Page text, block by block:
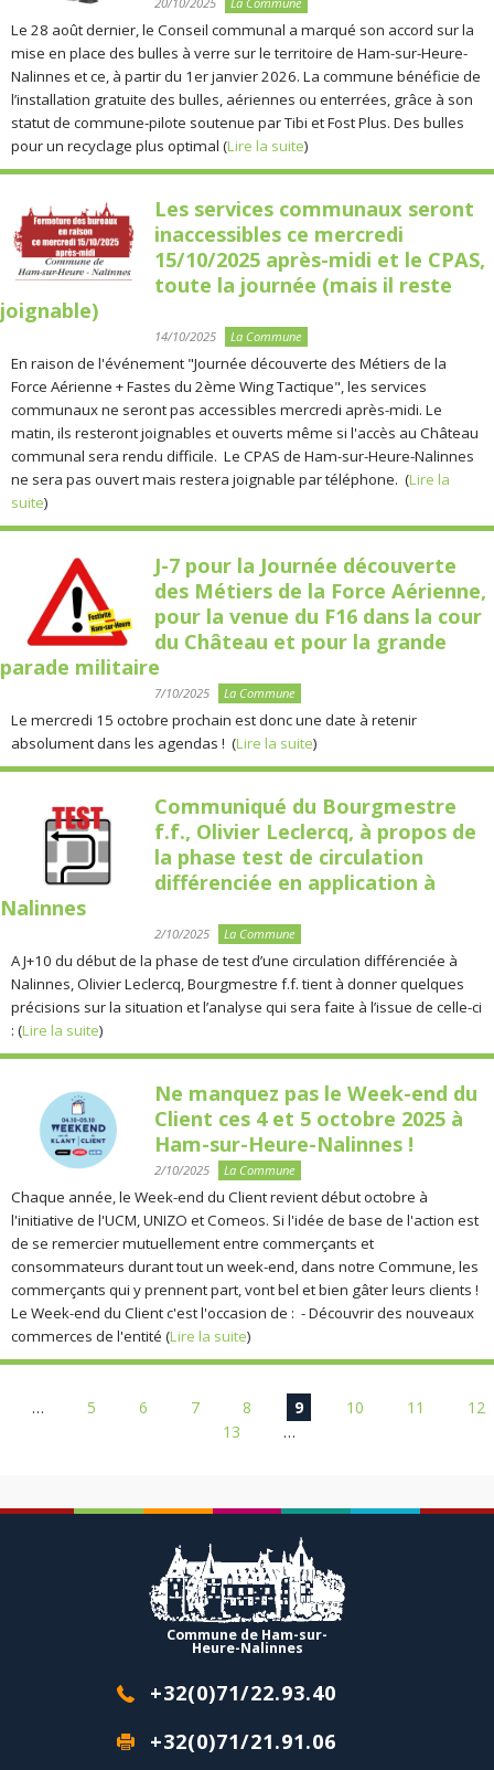
Le 28 août dernier, le Conseil communal a marqué son accord sur la
mise en place des bulles à verre sur le territoire de Ham-sur-Heure-
Nalinnes et ce, à partir du 1er janvier 2026. La commune bénéficie de
l’installation gratuite des bulles, aériennes ou enterrées, grâce à son
statut de commune-pilote soutenue par Tibi et Fost Plus. Des bulles
pour un recyclage plus optimal (Lire la suite)
Les services communaux seront
inaccessibles ce mercredi
15/10/2025 après-midi et le CPAS,
toute la journée (mais il reste
joignable)
14/10/2025 La Commune
En raison de l'événement "Journée découverte des Métiers de la
Force Aérienne + Fastes du 2ème Wing Tactique", les services
communaux ne seront pas accessibles mercredi après-midi. Le
matin, ils resteront joignables et ouverts même si l'accès au Château
communal sera rendu difficile. Le CPAS de Ham-sur-Heure-Nalinnes
ne sera pas ouvert mais restera joignable par téléphone. (Lire la
suite)
J-7 pour la Journée découverte
des Métiers de la Force Aérienne,
pour la venue du F16 dans la cour
du Château et pour la grande
parade militaire
7/10/2025 La Commune
Le mercredi 15 octobre prochain est donc une date à retenir
absolument dans les agendas ! (Lire la suite)
Communiqué du Bourgmestre
f.f., Olivier Leclercq, à propos de
la phase test de circulation
différenciée en application à
Nalinnes
2/10/2025 La Commune
A J+10 du début de la phase de test d’une circulation différenciée à
Nalinnes, Olivier Leclercq, Bourgmestre f.f. tient à donner quelques
précisions sur la situation et l’analyse qui sera faite à l’issue de celle-ci
: (Lire la suite)
Ne manquez pas le Week-end du
Client ces 4 et 5 octobre 2025 à
Ham-sur-Heure-Nalinnes !
2/10/2025 La Commune
Chaque année, le Week-end du Client revient début octobre à
l'initiative de l'UCM, UNIZO et Comeos. Si l'idée de base de l'action est
de se remercier mutuellement entre commerçants et
consommateurs durant tout un week-end, dans notre Commune, les
commerçants qui y prennent part, vont bel et bien gâter leurs clients !
Le Week-end du Client c'est l'occasion de : - Découvrir des nouveaux
commerces de l'entité (Lire la suite)
… 5 6 7 8 9 10 11
12
13
…
Commune de Ham-sur-
Heure-Nalinnes
+32(0)71/22.93.40
+32(0)71/21.91.06